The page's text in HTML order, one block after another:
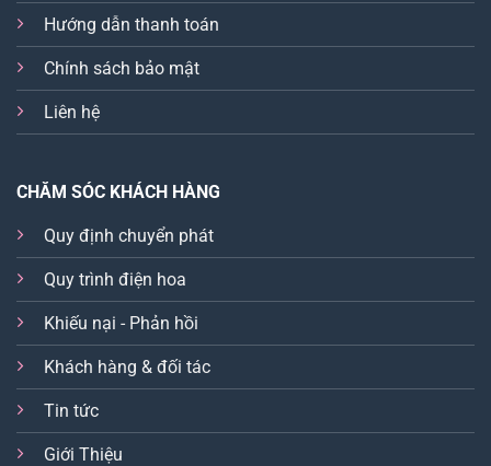
Hướng dẫn thanh toán
Chính sách bảo mật
Liên hệ
CHĂM SÓC KHÁCH HÀNG
Quy định chuyển phát
Quy trình điện hoa
Khiếu nại - Phản hồi
Khách hàng & đối tác
Tin tức
Giới Thiệu